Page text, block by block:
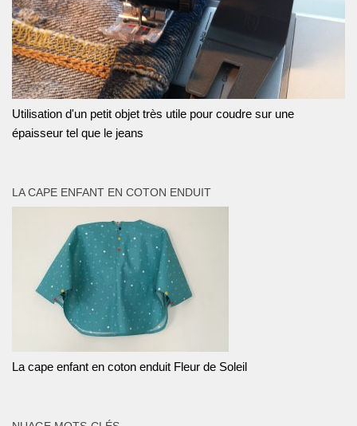
Utilisation d'un petit objet très utile pour coudre sur une
épaisseur tel que le jeans
LA CAPE ENFANT EN COTON ENDUIT
La cape enfant en coton enduit Fleur de Soleil